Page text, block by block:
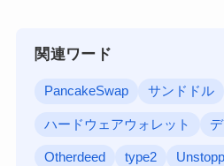
関連ワード
PancakeSwap サンドドル
ハードウェアウォレット
Otherdeed type2